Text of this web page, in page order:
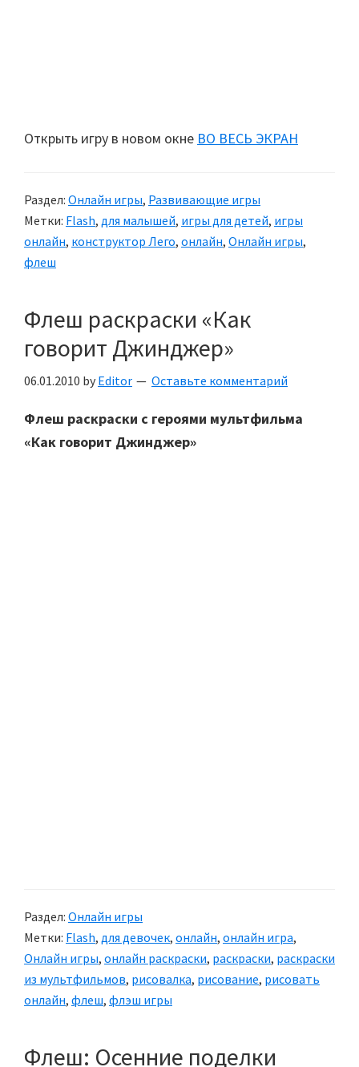
Открыть игру в новом окне ВО ВЕСЬ ЭКРАН
Раздел: Онлайн игры, Развивающие игры
Метки: Flash, для малышей, игры для детей, игры
онлайн, конструктор Лего, онлайн, Онлайн игры,
флеш
Флеш раскраски «Как
говорит Джинджер»
06.01.2010 by Editor Оставьте комментарий
Флеш раскраски с героями мультфильма
«Как говорит Джинджер»
Раздел: Онлайн игры
Метки: Flash, для девочек, онлайн, онлайн игра,
Онлайн игры, онлайн раскраски, раскраски, раскраски
из мультфильмов, рисовалка, рисование, рисовать
онлайн, флеш, флэш игры
Флеш: Осенние поделки